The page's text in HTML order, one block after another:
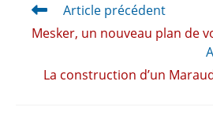
Article précédent
Mesker, un nouveau plan de
La construction d’un